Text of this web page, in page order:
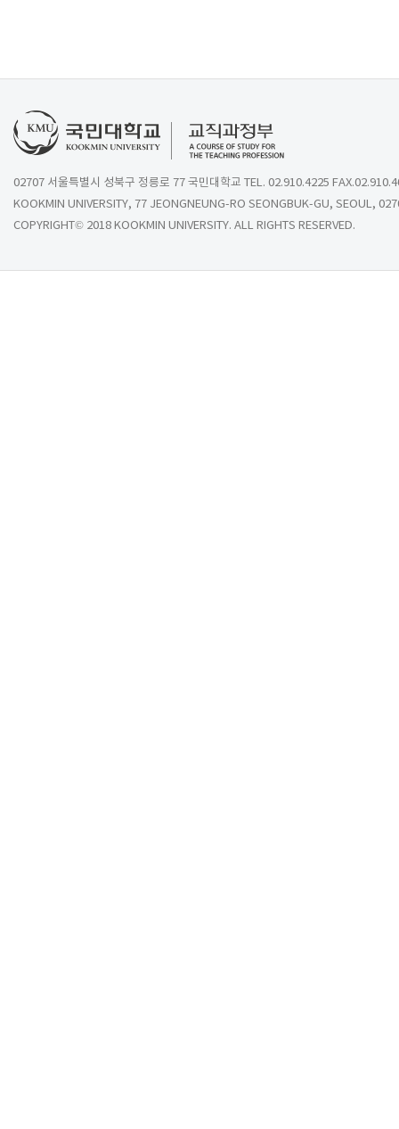
02707 서울특별시 성북구 정릉로 77 국민대학교 TEL. 02.910.4225
KOOKMIN UNIVERSITY, 77 JEONGNEUNG-RO SEONGBUK-GU, SEOUL,
COPYRIGHT© 2018 KOOKMIN UNIVERSITY. ALL RIGHTS RESERVED.